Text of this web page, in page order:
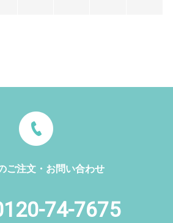
ご注文・お問い合わせ
74-7675